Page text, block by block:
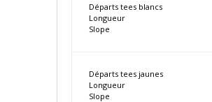
Départs tees blancs
Longueur
Slope
Départs tees jaunes
Longueur
Slope